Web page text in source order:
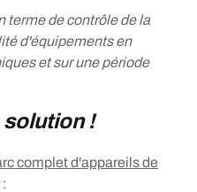
terme de contrôle de la
d'équipements en
et sur une période
!
complet d'appareils de
: